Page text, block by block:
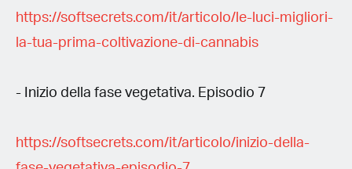
https://softsecrets.com/it/articolo/le-luci-migliori-
la-tua-prima-coltivazione-di-cannabis
- Inizio della fase vegetativa. Episodio 7
https://softsecrets.com/it/articolo/inizio-della-